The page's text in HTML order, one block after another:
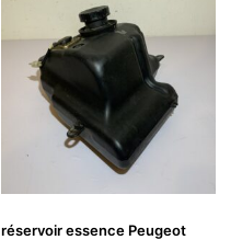
réservoir essence Peugeot